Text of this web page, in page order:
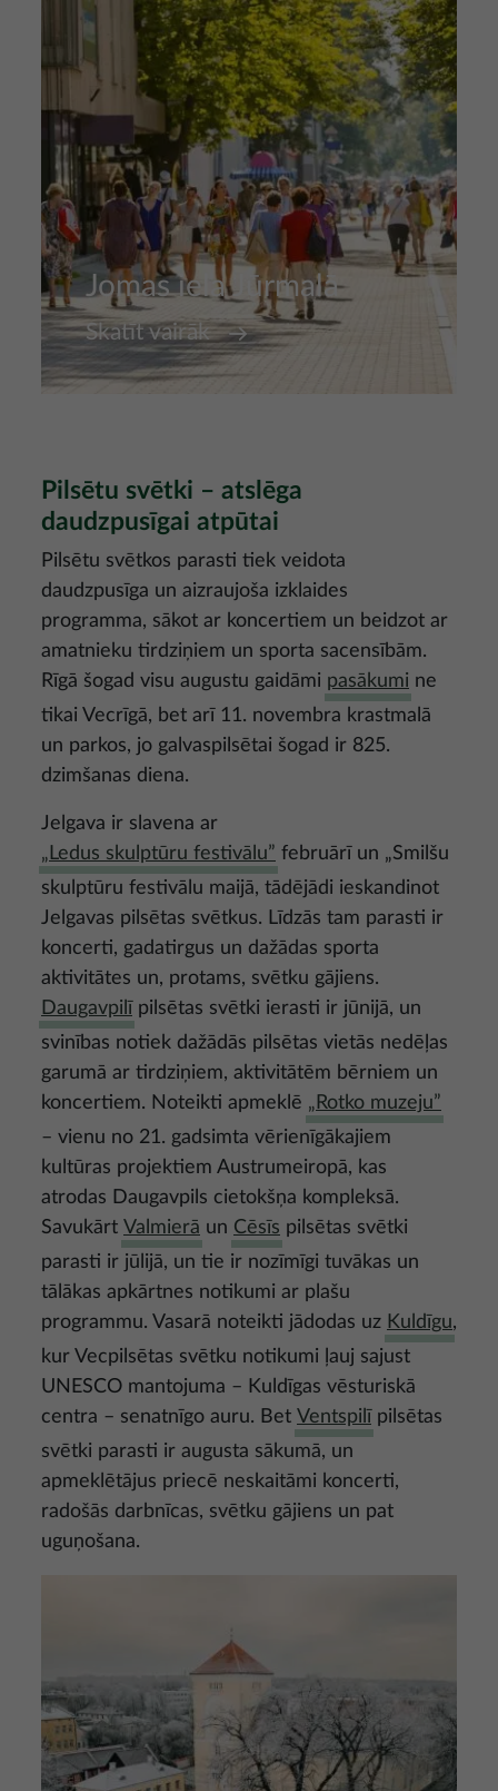
Jomas iela Jūrmalā
Skatīt vairāk
Pilsētu svētki – atslēga
daudzpusīgai atpūtai
Pilsētu svētkos parasti tiek veidota
daudzpusīga un aizraujoša izklaides
programma, sākot ar koncertiem un beidzot ar
amatnieku tirdziņiem un sporta sacensībām.
Rīgā šogad visu augustu gaidāmi pasākumi ne
tikai Vecrīgā, bet arī 11. novembra krastmalā
un parkos, jo galvaspilsētai šogad ir 825.
dzimšanas diena.
Jelgava ir slavena ar
„Ledus skulptūru festivālu” februārī un „Smilšu
skulptūru festivālu maijā, tādējādi ieskandinot
Jelgavas pilsētas svētkus. Līdzās tam parasti ir
koncerti, gadatirgus un dažādas sporta
aktivitātes un, protams, svētku gājiens.
Daugavpilīpilsētas svētki ierasti ir jūnijā, un
svinības notiek dažādās pilsētas vietās nedēļas
garumā ar tirdziņiem, aktivitātēm bērniem un
koncertiem. Noteikti apmeklē „Rotko muzeju”
– vienu no 21. gadsimta vērienīgākajiem
kultūras projektiem Austrumeiropā, kas
atrodas Daugavpils cietokšņa kompleksā.
Savukārt Valmierā un Cēsīs pilsētas svētki
parasti ir jūlijā, un tie ir nozīmīgi tuvākas un
tālākas apkārtnes notikumi ar plašu
programmu. Vasarā noteikti jādodas uz Kuldīgu,
kur Vecpilsētas svētku notikumi ļauj sajust
UNESCO mantojuma – Kuldīgas vēsturiskā
centra – senatnīgo auru. Bet Ventspilīpilsētas
svētki parasti ir augusta sākumā, un
apmeklētājus priecē neskaitāmi koncerti,
radošās darbnīcas, svētku gājiens un pat
uguņošana.